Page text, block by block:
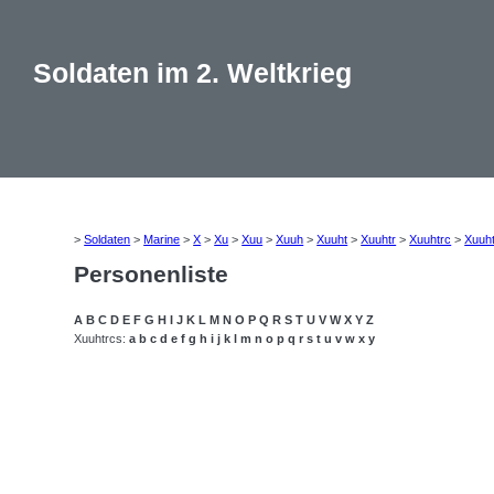
Soldaten im 2. Weltkrieg
>Soldaten >Marine >X >Xu >Xuu >Xuuh >Xuuht >Xuuhtr >Xuuhtrc >
Personenliste
A B C D E F G H I J K L M N O P Q R S T U V W X Y Z
Xuuhtrcs:a b c d e f g h i j k l m n o p q r s t u v w x y